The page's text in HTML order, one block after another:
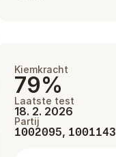
Kiemkracht
79%
Laatste test
18. 2. 2026
Partij
1002095, 1001143